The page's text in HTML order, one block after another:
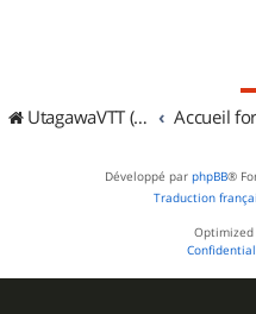
UtagawaVTT (Randos VTT et VTTAE avec traces GPS) Accueil
Développé par phpBB®
Traduction
Optimized